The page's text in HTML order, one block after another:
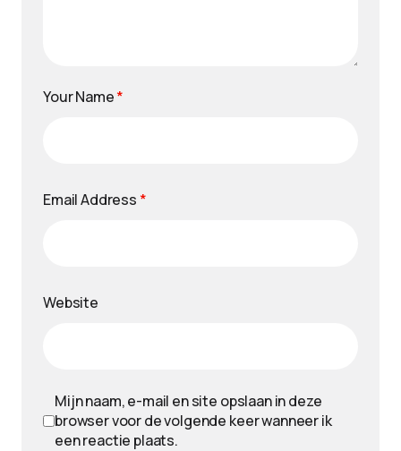
Your Name*
Email Address *
Website
Mijn naam, e-mail en site opslaan in deze
browser voor de volgende keer wanneer ik
een reactie plaats.